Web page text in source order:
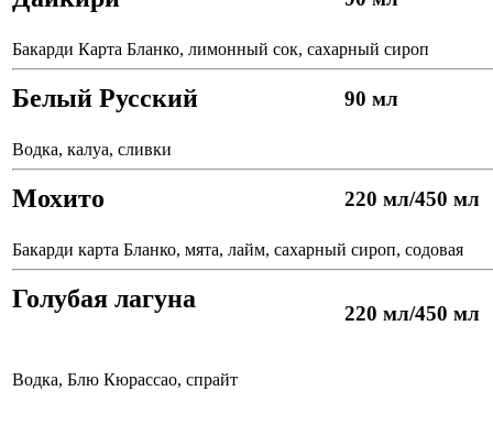
Бакарди Карта Бланко, лимонный сок, сахарный сироп
Белый Русский 90 мл
Водка, калуа, сливки
Мохито 220 мл/450 мл
Бакарди карта Бланко, мята, лайм, сахарный сироп, содовая
Голубая лагуна
220 мл/450 мл
Водка, Блю Кюрассао, спрайт